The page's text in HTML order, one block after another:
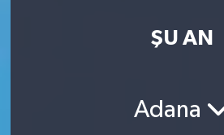
ŞU AN
Adana
Son Dakika Haberleri